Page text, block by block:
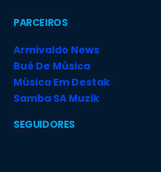
PARCEIROS
Armivaldo News
Bué De Música
Música Em Destak
Samba SA Muzik
SEGUIDORES